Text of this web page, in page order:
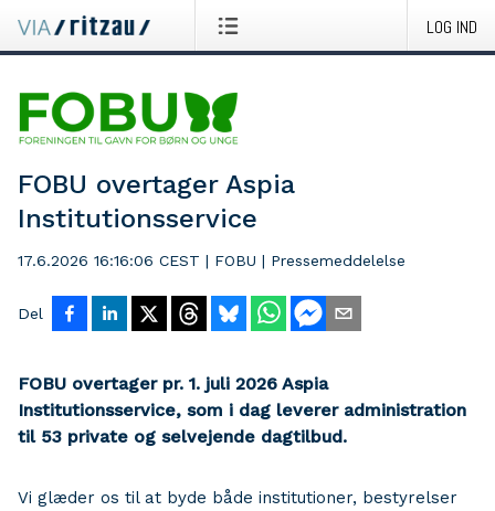
LOG IND
FOBU overtager Aspia
Institutionsservice
17.6.2026 16:16:06 CEST | FOBU | Pressemeddelelse
Del
FOBU overtager pr. 1. juli 2026 Aspia
Institutionsservice, som i dag leverer administration
til 53 private og selvejende dagtilbud.
Vi glæder os til at byde både institutioner, bestyrelser